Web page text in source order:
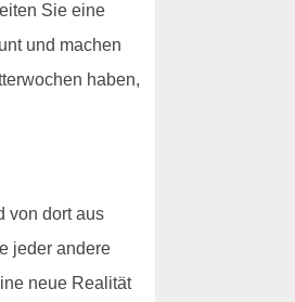
Sie eine
und machen
haben,
von dort aus
jeder andere
neue Realität